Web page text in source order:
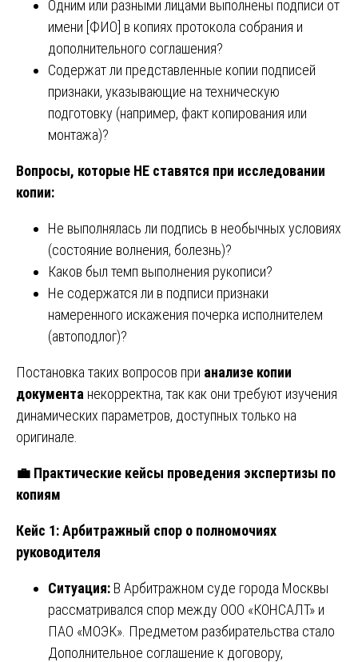
Одним или разными лицами выполнены подписи от
имени [ФИО] в копиях протокола собрания и
дополнительного соглашения?
Содержат ли представленные копии подписей
признаки, указывающие на техническую
подготовку (например, факт копирования или
монтажа)?
Вопросы, которые НЕ ставятся при исследовании
копии:
Не выполнялась ли подпись в необычных условиях
(состояние волнения, болезнь)?
Каков был темп выполнения рукописи?
Не содержатся ли в подписи признаки
намеренного искажения почерка исполнителем
(автоподлог)?
Постановка таких вопросов при анализе копии
документа некорректна, так как они требуют изучения
динамических параметров, доступных только на
оригинале.
💼 Практические кейсы проведения экспертизы по
копиям
Кейс 1: Арбитражный спор о полномочиях
руководителя
Ситуация: В Арбитражном суде города Москвы
рассматривался спор между ООО «КОНСАЛТ» и
ПАО «МОЭК». Предметом разбирательства стало
Дополнительное соглашение к договору,